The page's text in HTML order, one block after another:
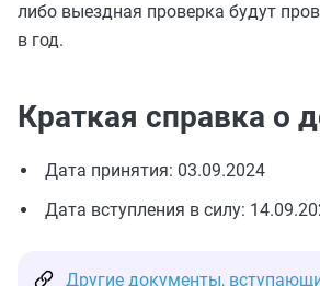
либо выездная проверка будут
в год.
Краткая справка о
Дата принятия: 03.09.2024
Дата вступления в силу:
Другие документы,